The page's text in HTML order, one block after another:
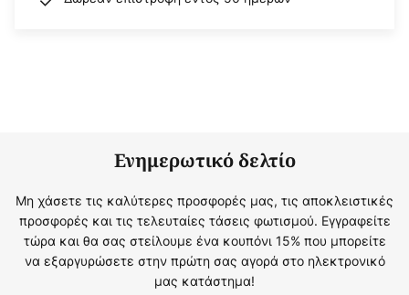
Ενημερωτικό δελτίο
Μη χάσετε τις καλύτερες προσφορές μας, τις αποκλειστικές
προσφορές και τις τελευταίες τάσεις φωτισμού. Εγγραφείτε
τώρα και θα σας στείλουμε ένα κουπόνι 15% που μπορείτε
να εξαργυρώσετε στην πρώτη σας αγορά στο ηλεκτρονικό
μας κατάστημα!